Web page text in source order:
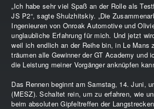
„Ich habe sehr viel Spaß an der Rolle als
JS P2“, sagte Shulzhitskiy. „Die
Ingenieuren von Onroak Automotive und
unglaubliche Erfahrung für mich. Und jetzt
weil ich endlich an der Reihe bin, in Le Mans
träumen alle Gewinner der GT Academy und
die Leistung meiner Vorgänger anknüpfen
Das Rennen beginnt am Samstag, 14. Juni,
(MESZ). Schaltet rein, um zu erfahren, wie
beim absoluten Gipfeltreffen der